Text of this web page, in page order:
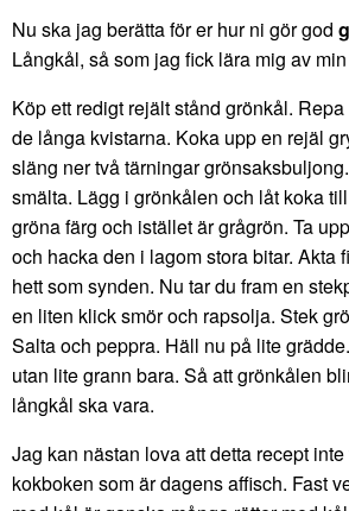
Nu ska jag berätta för er hur ni gör god
Långkål, så som jag fick lära mig av
Köp ett redigt rejält stånd grönkål.
de långa kvistarna. Koka upp en rejäl
släng ner två tärningar
smälta. Lägg i grönkålen och låt koka
gröna färg och istället är grågrön. Ta
och hacka den i lagom stora bitar. Akta
hett som synden. Nu tar du fram en
en liten klick smör och rapsolja. Stek
Salta och peppra. Häll nu på lite
utan lite grann bara. Så att grönkålen
långkål ska vara.
Jag kan nästan lova att detta recept
kokboken som är dagens affisch. Fast